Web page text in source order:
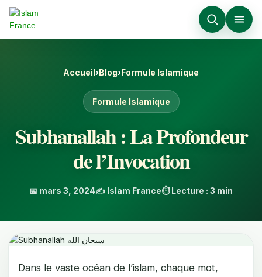
Accueil›Blog›Formule Islamique
Formule Islamique
Subhanallah : La Profondeur
de l’Invocation
📅 mars 3, 2024✍️ Islam France⏱️ Lecture : 3 min
Dans le vaste océan de l’islam, chaque mot,